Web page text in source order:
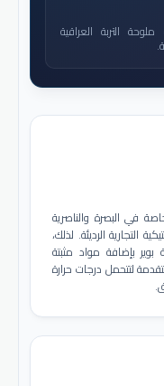
التربة العراقية
في البصرة والناصرية
التجارية الرديئة. لذلك،
بإضافة مواد مثبتة
لتتحمل درجات حرارة